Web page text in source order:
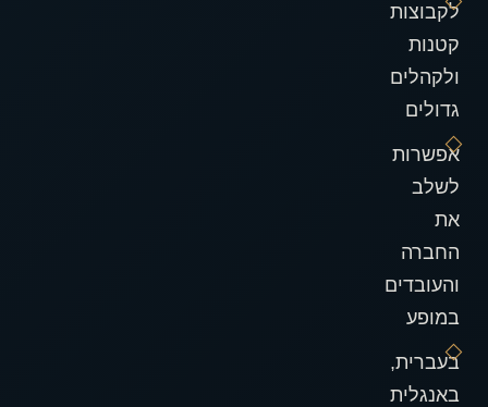
לקבוצות
קטנות
ולקהלים
גדולים
אפשרות
לשלב
את
החברה
והעובדים
במופע
בעברית,
באנגלית